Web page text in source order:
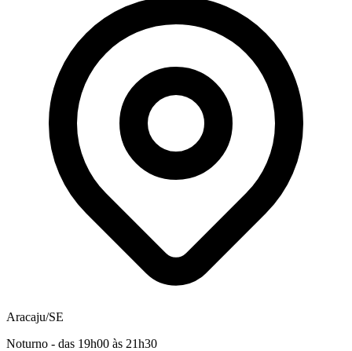
Aracaju/SE
Noturno - das 19h00 às 21h30